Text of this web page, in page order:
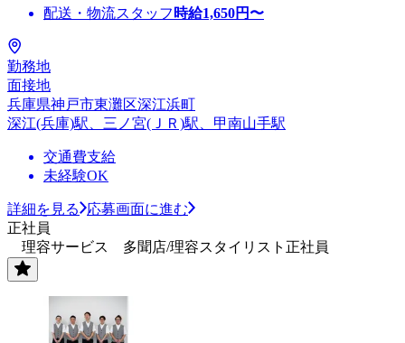
配送・物流スタッフ 時給1,650円〜
勤務地
面接地
兵庫県神戸市東灘区深江浜町
深江(兵庫)駅、三ノ宮(ＪＲ)駅、甲南山手駅
交通費支給
未経験OK
詳細を見る
応募画面に進む
正社員
理容サービス 多聞店/理容スタイリスト正社員